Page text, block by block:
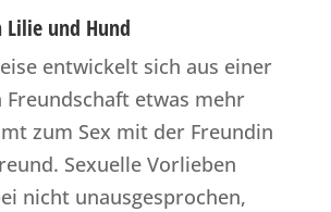
und Hund
entwickelt sich aus einer
Freundschaft etwas mehr
zum Sex mit der Freundin
Sexuelle Vorlieben
nicht unausgesprochen,